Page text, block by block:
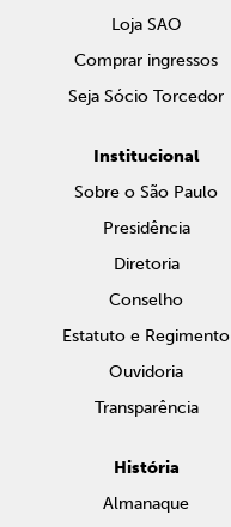
Loja SAO
Comprar ingressos
Seja Sócio Torcedor
Institucional
Sobre o São Paulo
Presidência
Diretoria
Conselho
Estatuto e Regimento
Ouvidoria
Transparência
História
Almanaque